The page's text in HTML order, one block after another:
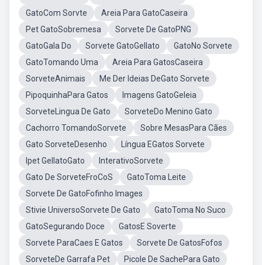
GatoCom Sorvte
Areia Para GatoCaseira
Pet GatoSobremesa
Sorvete De GatoPNG
GatoGala Do
Sorvete GatoGellato
GatoNo Sorvete
GatoTomando Uma
Areia Para GatosCaseira
SorveteAnimais
Me Der Ideias DeGato Sorvete
PipoquinhaPara Gatos
Imagens GatoGeleia
SorveteLingua De Gato
SorveteDo Menino Gato
Cachorro TomandoSorvete
Sobre MesasPara Cães
Gato SorveteDesenho
Língua EGatos Sorvete
Ipet GellatoGato
InterativoSorvete
Gato De SorveteFroCoS
GatoToma Leite
Sorvete De GatoFofinho Images
Stivie UniversoSorvete De Gato
GatoToma No Suco
GatoSegurando Doce
GatosE Soverte
Sorvete ParaCaes E Gatos
Sorvete De GatosFofos
SorveteDe Garrafa Pet
Picole De SachePara Gato